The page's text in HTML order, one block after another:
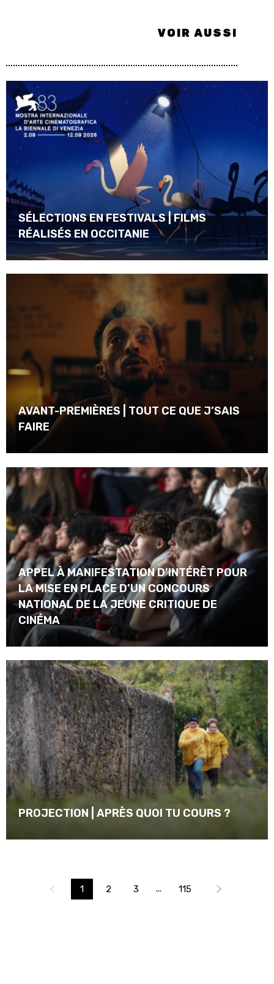
VOIR AUSSI
SÉLECTIONS EN FESTIVALS | FILMS
RÉALISÉS EN OCCITANIE
AVANT-PREMIÈRES | TOUT CE QUE J’SAIS
FAIRE
APPEL À MANIFESTATION D’INTÉRÊT POUR
LA MISE EN PLACE D’UN CONCOURS
NATIONAL DE LA JEUNE CRITIQUE DE
CINÉMA
PROJECTION | APRÈS QUOI TU COURS ?
1 2 3 ... 115